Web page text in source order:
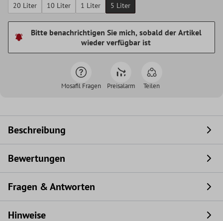
20 Liter 10 Liter 1 Liter 5 Liter
Bitte benachrichtigen Sie mich, sobald der Artikel
wieder verfügbar ist
Mosafil Fragen Preisalarm Teilen
Beschreibung
Bewertungen
Fragen & Antworten
Hinweise